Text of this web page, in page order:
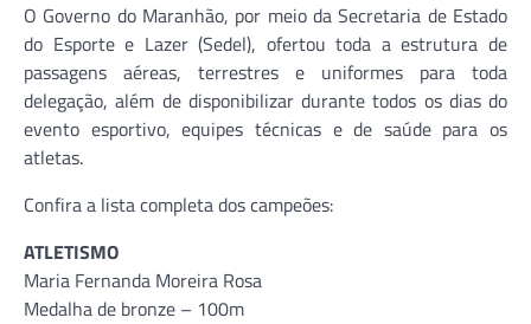
O Governo do Maranhão, por meio da Secretaria de Estado
do Esporte e Lazer (Sedel), ofertou toda a estrutura de
passagens aéreas, terrestres e uniformes para toda
delegação, além de disponibilizar durante todos os dias do
evento esportivo, equipes técnicas e de saúde para os
atletas.
Confira a lista completa dos campeões:
ATLETISMO
Maria Fernanda Moreira Rosa
Medalha de bronze – 100m